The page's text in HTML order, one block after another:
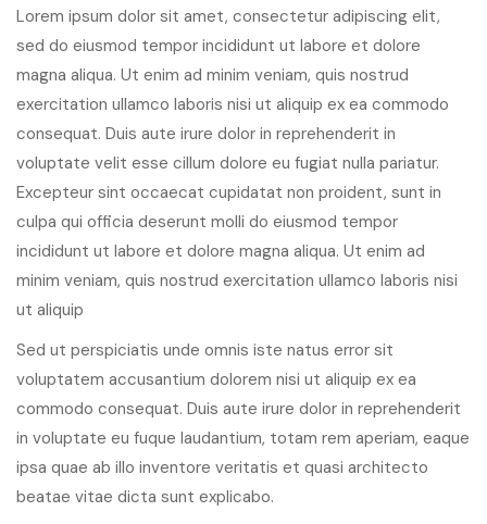
Lorem ipsum dolor sit amet, consectetur adipiscing elit,
sed do eiusmod tempor incididunt ut labore et dolore
magna aliqua. Ut enim ad minim veniam, quis nostrud
exercitation ullamco laboris nisi ut aliquip ex ea commodo
consequat. Duis aute irure dolor in reprehenderit in
voluptate velit esse cillum dolore eu fugiat nulla pariatur.
Excepteur sint occaecat cupidatat non proident, sunt in
culpa qui officia deserunt molli do eiusmod tempor
incididunt ut labore et dolore magna aliqua. Ut enim ad
minim veniam, quis nostrud exercitation ullamco laboris nisi
ut aliquip
Sed ut perspiciatis unde omnis iste natus error sit
voluptatem accusantium dolorem nisi ut aliquip ex ea
commodo consequat. Duis aute irure dolor in reprehenderit
in voluptate eu fuque laudantium, totam rem aperiam, eaque
ipsa quae ab illo inventore veritatis et quasi architecto
beatae vitae dicta sunt explicabo.